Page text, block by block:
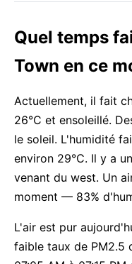
Quel temps
Town en ce
Actuellement, il fait
26°C et ensoleillé.
le soleil. L'humidité
environ 29°C. Il y a
venant du west. Un
moment — 83%
L'air est pur
faible taux de PM2.5